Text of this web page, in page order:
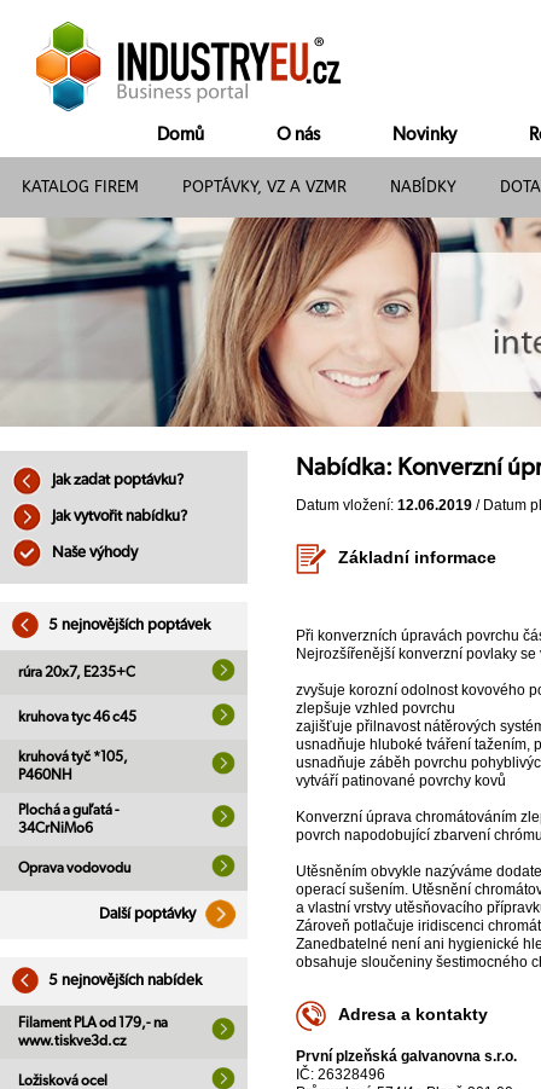
Domů O nás Novinky
KATALOG FIREM POPTÁVKY, VZ A VZMR NABÍDKY
Jak zadat poptávku?
Jak vytvořit nabídku?
Naše výhody
5 nejnovějších poptávek
rúra 20x7, E235+C
kruhova tyc 46 c45
kruhová tyč *105,
P460NH
Plochá a guľatá -
34CrNiMo6
Oprava vodovodu
Další poptávky
5 nejnovějších nabídek
Filament PLA od 179,- na
www.tiskve3d.cz
Ložisková ocel
Nabídka: Konverzní
Datum vložení: 12.06.2019 / Datum
Základní informace
Při konverzních úpravách povrchu
Nejrozšířenější konverzní povlaky
zvyšuje korozní odolnost kovového
zlepšuje vzhled povrchu
zajišťuje přilnavost nátěrových
usnadňuje hluboké tváření tažením,
usnadňuje záběh povrchu
vytváří patinované povrchy kovů
Konverzní úprava chromátováním
povrch napodobující zbarvení
Utěsněním obvykle nazýváme
operací sušením. Utěsnění
a vlastní vrstvy utěsňovacího
Zároveň potlačuje iridiscenci
Zanedbatelné není ani hygienické
obsahuje sloučeniny šestimocného
Adresa a kontakty
První plzeňská galvanovna s.r.o.
IČ: 26328496